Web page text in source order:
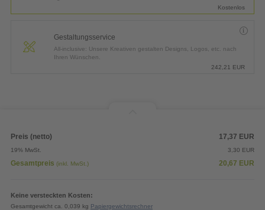
Kostenlos
Gestaltungsservice
All-inclusive: Unsere Kreativen gestalten Designs, Logos, etc. nach
Ihren Wünschen.
242,21 EUR
Preis (netto) 17,37 EUR
19% MwSt. 3,30 EUR
Gesamtpreis (inkl. MwSt.) 20,67 EUR
Keine versteckten Kosten:
Gesamtgewicht ca. 0,039 kg Papiergewichtsrechner